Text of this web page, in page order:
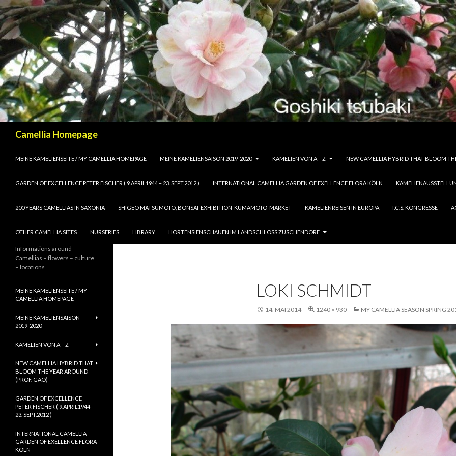
Camellia Homepage
MEINE KAMELIENSEITE / MY CAMELLIA HOMEPAGE
MEINE KAMELIENSAISON 2019-2020 KAMELIEN VON A – Z NEW CAMELLIA HYBRID THAT BLOOM
GARDEN OF EXCELLENCE PETER FISCHER ( 9.APRIL1944 – 23. SEPT.2012 ) INTERNATIONAL CAMELLIA GARDEN OF EXELLENCE FLORA KÖLN
200 YEARS CAMELLIAS IN SAXONIA SHIGEO MATSUMOTO, BONSAI-EXHIBITION-KUMAMOTO-MARKET KAMELIENREISEN IN EUROPA I.C.S. KONGRESSE
OTHER CAMELLIA SITES NURSERIES LIBRARY HORTENSIENSCHAUEN IM LANDSCHLOSS ZUSCHENDORF
LOKI SCHMIDT
14. MAI 2014 1240 × 930 MY CAMELLIA SEASON SPRING
Informations around
Camellias – flowers – culture
– locations
MEINE KAMELIENSEITE / MY
CAMELLIA HOMEPAGE
MEINE KAMELIENSAISON
2019-2020
KAMELIEN VON A – Z
NEW CAMELLIA HYBRID THAT
BLOOM THE YEAR AROUND
(PROF. GAO)
GARDEN OF EXCELLENCE
PETER FISCHER ( 9.APRIL1944 –
23. SEPT.2012 )
INTERNATIONAL CAMELLIA
GARDEN OF EXELLENCE FLORA
KÖLN